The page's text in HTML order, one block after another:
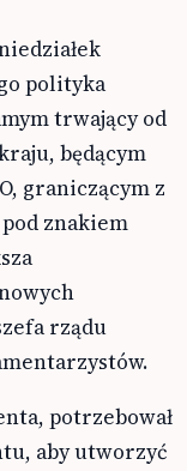
polityka
trwający od
będącym
graniczącym z
znakiem
rządu
potrzebował
aby utworzyć